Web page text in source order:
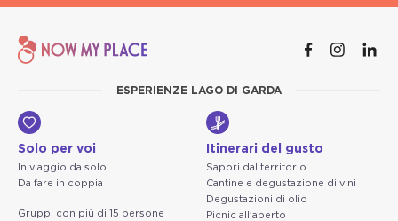
ESPERIENZE LAGO DI GARDA
Solo per voi
In viaggio da solo
Da fare in coppia
Gruppi con più di 15 persone
Itinerari del gusto
Sapori dal territorio
Cantine e degustazione di vini
Degustazioni di olio
Picnic all'aperto